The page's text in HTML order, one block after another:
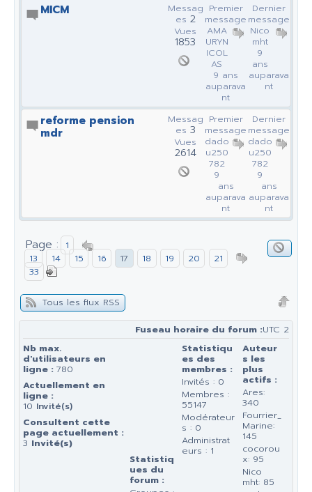
MICM
Dernier
message
Nico
mht
9
ans
auparava
nt
Premier
message
AMA
URYN
ICOL
AS
9 ans
auparava
nt
Messag
es 2
Vues
1853
reforme pension
mdr
Dernier
message
dado
u250
782
9
ans
auparava
nt
Premier
message
dado
u250
782
9
ans
auparava
nt
Messag
es 3
Vues
2614
Page :
1
13
14 15 16 17 18 19 20
21
33
Tous les flux RSS
Fuseau horaire du forum :UTC 2
Nb max.
d'utilisateurs en
ligne : 780
Actuellement en
ligne :
10 Invité(s)
Consultent cette
page actuellement :
3 Invité(s)
Auteur
s les
plus
actifs :
Ares:
340
Fourrier_
Marine:
145
cocorou
x: 95
Nico
mht: 85
Statistiqu
es des
membres :
Invités : 0
Membres :
55147
Modérateur
s : 0
Administrat
eurs : 1
Statistiq
ues du
forum :